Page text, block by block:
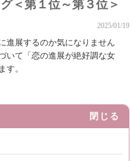
＜第１位～第３位＞
2025/01/19
進展するのか気になりません
いて「恋の進展が絶好調な女
す。
閉じる